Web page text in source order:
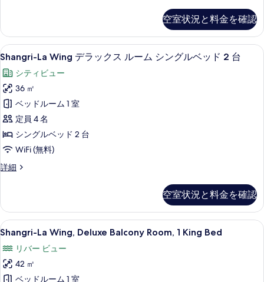
キ
ン
グ
ベ
ッ
ド
1
台
す
て
の
写
真
を
ラ
ッ
ク
ル
ー
ム
キ
ン
グ
ベ
ッ
1
詳
細
空室状況と料金を確認
Shangri-
La
Wing
デ
ラ
ッ
ク
ス
ル
シ
ン
グ
ル
ベ
Shangri-La Wing デラックス ルーム
8
Shangri-La Wing デラックス ルーム シングルベッド 2 台
シティビュー
36 ㎡
ベッドルーム 1 室
定員 4 名
シングルベッド 2 台
WiFi (無料)
詳細
Shangri-
ラ
ッ
ク
ル
ー
ム
空室状況と料金を確認
Shangri-
La
Wing,
Deluxe
ミニバー、セーフティボックス (室
9
Shangri-La Wing, Deluxe Balcony Room, 1 King Bed
リバー ビュー
42 ㎡
ベッドルーム 1 室